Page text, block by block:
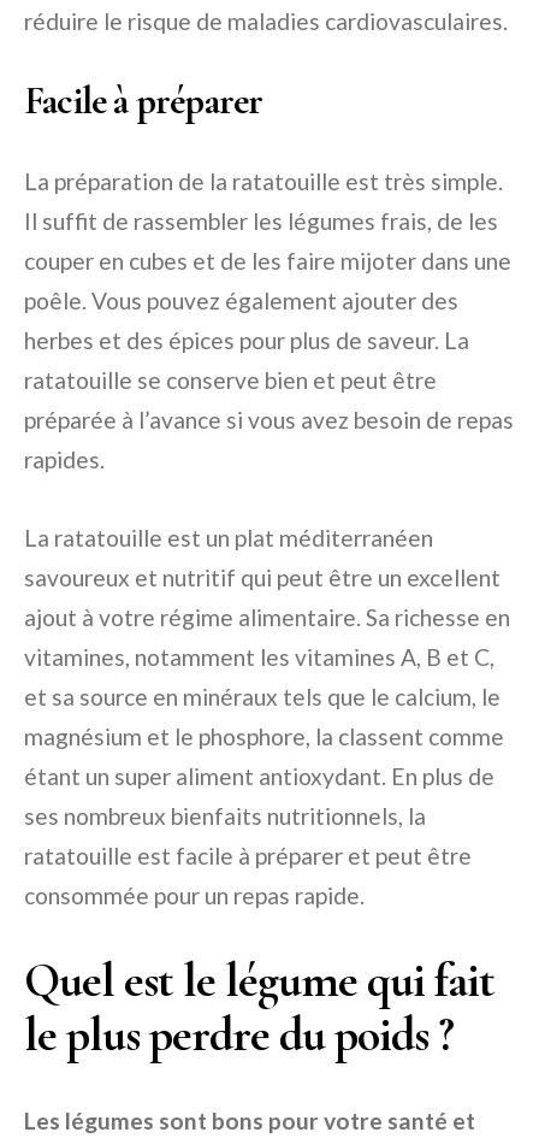
réduire le risque de maladies cardiovasculaires.
Facile à préparer
La préparation de la ratatouille est très simple.
Il suffit de rassembler les légumes frais, de les
couper en cubes et de les faire mijoter dans une
poêle. Vous pouvez également ajouter des
herbes et des épices pour plus de saveur. La
ratatouille se conserve bien et peut être
préparée à l’avance si vous avez besoin de repas
rapides.
La ratatouille est un plat méditerranéen
savoureux et nutritif qui peut être un excellent
ajout à votre régime alimentaire. Sa richesse en
vitamines, notamment les vitamines A, B et C,
et sa source en minéraux tels que le calcium, le
magnésium et le phosphore, la classent comme
étant un super aliment antioxydant. En plus de
ses nombreux bienfaits nutritionnels, la
ratatouille est facile à préparer et peut être
consommée pour un repas rapide.
Quel est le légume qui fait
le plus perdre du poids ?
Les légumes sont bons pour votre santé et